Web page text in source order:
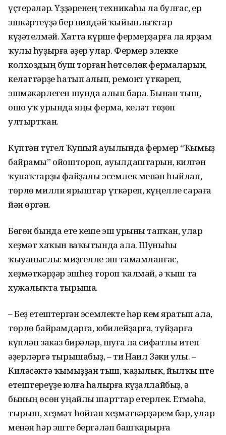
үҫтерәләр. Үҙҙәренең техникаһы ла булғас, ер
эшкәртеүҙә бер ниндәй ҡыйынлыҡтар
күҙәтелмәй. Хатта күрше фермерҙарға ла ярҙам
ҡулы һуҙырға әҙер улар. Фермер элекке
колхоздың буш торған һөтсөлөк фермаларын,
келәттәрҙе һатып алып, ремонт үткәреп,
эшмәкәрлеген шунда алып бара. Бынан тыш,
ошо уҡ урында яңы ферма, келәт төҙөп
ултыртҡан.
Күптән түгел Ҡушый ауылында фермер “Ҡымыҙ
байрамы” ойоштороп, ауылдаштарын, килгән
ҡунаҡтарҙы файҙалы эсемлек менән һыйлап,
төрлө милли ярыштар үткәреп, күңелле сараға
йән өргән.
Бөгөн бында ете кеше эш урыны тапҡан, улар
хеҙмәт хаҡын ваҡытында ала. Шуныһы
ҡыуаныслы: миҙгелле эш тамамланғас,
хеҙмәткәрҙәр эшһеҙ тороп ҡалмай, ә ҡыш та
хужалыҡта тырыша.
– Беҙ етештергән эсемлекте һәр кем яратып ала,
төрлө байрамдарға, юбилей­ҙарға, туйҙарға
күпләп заказ бирәләр, шуға ла сифатлы итеп
әҙерләргә тырыша­быҙ, – ти Наил Зәки улы. –
Киләсәктә ҡы­мыҙҙан тыш, ҡаҙылыҡ, йылҡы ите
етеш­тереүҙе юлға һалырға күҙаллайбыҙ, ә
бының өсөн уңайлы шарттар етерлек. Етмәһә,
тырыш, хеҙмәт һөйгән хеҙмәт­кәрҙәрем бар, улар
менән һәр эште бергәләп башҡарырға